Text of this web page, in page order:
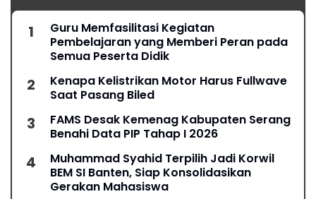
Guru Memfasilitasi Kegiatan
Pembelajaran yang Memberi Peran pada
Semua Peserta Didik
Kenapa Kelistrikan Motor Harus Fullwave
Saat Pasang Biled
FAMS Desak Kemenag Kabupaten Serang
Benahi Data PIP Tahap I 2026
Muhammad Syahid Terpilih Jadi Korwil
BEM SI Banten, Siap Konsolidasikan
Gerakan Mahasiswa